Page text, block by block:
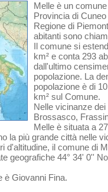
Melle è un
Provincia di Cuneo
Regione di
abitanti sono
Il comune si
km² e conta 293
dall'ultimo
popolazione. La
popolazione è di
km² sul Comune.
Nelle vicinanze
Brossasco,
Melle è situata a
la più grande città nelle
d'altitudine, il comune di
geografiche 44° 34' 0''
è Giovanni Fina.